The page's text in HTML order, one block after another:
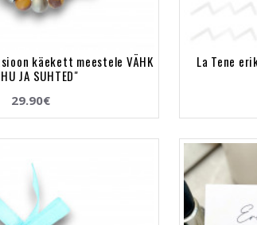
käekett meestele VÄHK
JA SUHTED"
29.90€
La Tene